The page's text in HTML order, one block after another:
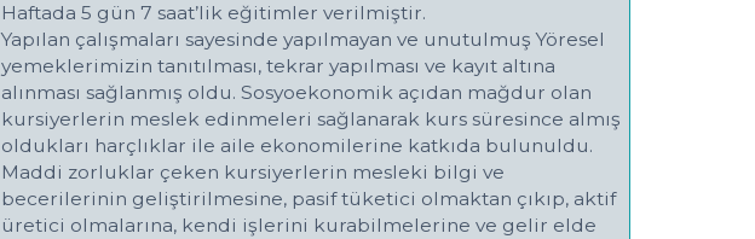
Haftada 5 gün 7 saat’lik eğitimler verilmiştir.
Yapılan çalışmaları sayesinde yapılmayan ve unutulmuş Yöresel
yemeklerimizin tanıtılması, tekrar yapılması ve kayıt altına
alınması sağlanmış oldu. Sosyoekonomik açıdan mağdur olan
kursiyerlerin meslek edinmeleri sağlanarak kurs süresince almış
oldukları harçlıklar ile aile ekonomilerine katkıda bulunuldu.
Maddi zorluklar çeken kursiyerlerin mesleki bilgi ve
becerilerinin geliştirilmesine, pasif tüketici olmaktan çıkıp, aktif
üretici olmalarına, kendi işlerini kurabilmelerine ve gelir elde